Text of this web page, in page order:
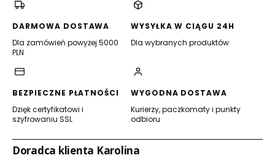
nowej
DARMOWA DOSTAWA
Dla zamówień powyżej 5000
PLN
WYSYŁKA W CIĄGU 24H
Dla wybranych produktów
BEZPIECZNE PŁATNOŚCI
Dzięk certyfikatowi i
szyfrowaniu SSL
WYGODNA DOSTAWA
Kurierzy, paczkomaty i punkty
odbioru
Doradca klienta Karolina